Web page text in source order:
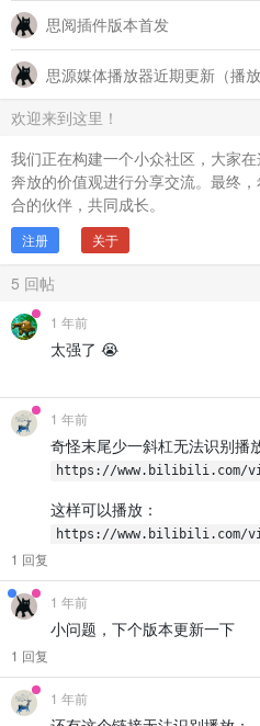
思阅插件版本首发
思源媒体播放器近期更新（播
欢迎来到这里！
我们正在构建一个小众社区，大家
奔放的价值观进行分享交流。最终
合的伙伴，共同成长。
注册 关于
5 回帖
1 年前
太强了 😭
1 年前
奇怪末尾少一斜杠无法识别播
https://www.bilibili.com/
这样可以播放：
https://www.bilibili.com/
1 回复
1 年前
小问题，下个版本更新一下
1 回复
1 年前